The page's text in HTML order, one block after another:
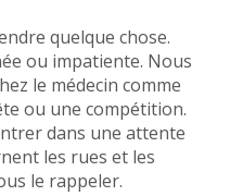
quelque chose.
ou impatiente. Nous
le médecin comme
ou une compétition.
dans une attente
les rues et les
le rappeler.